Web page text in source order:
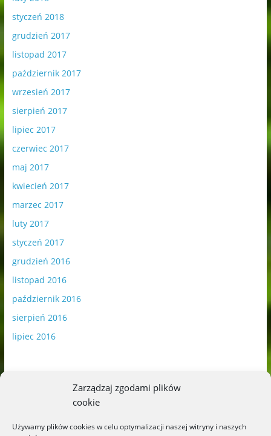
Zarządzaj zgodami plików
cookie
Używamy plików cookies w celu optymalizacji naszej witryny i naszych
styczeń 2018
grudzień 2017
listopad 2017
październik 2017
wrzesień 2017
sierpień 2017
lipiec 2017
czerwiec 2017
maj 2017
kwiecień 2017
marzec 2017
luty 2017
styczeń 2017
grudzień 2016
listopad 2016
październik 2016
sierpień 2016
lipiec 2016